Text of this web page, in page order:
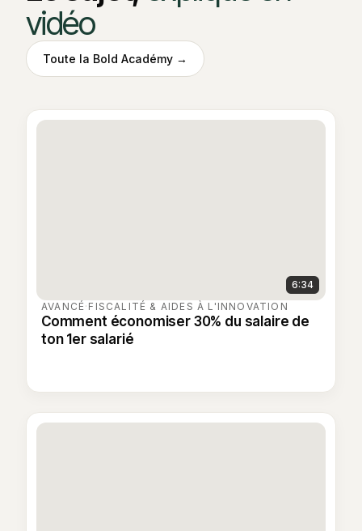
vidéo
Toute la Bold Académy →
6:34
AVANCÉ· FISCALITÉ & AIDES À L'INNOVATION
Comment économiser 30% du salaire de
ton 1er salarié